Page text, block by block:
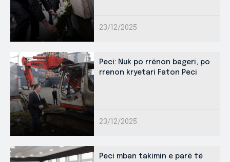
23/12/2025
Peci: Nuk po rrënon bageri, po
rrenon kryetari Faton Peci
23/12/2025
Peci mban takimin e parë të